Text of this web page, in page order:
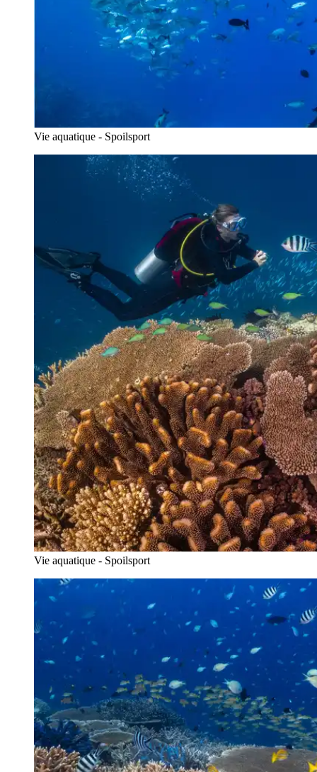
Vie aquatique - Spoilsport
Vie aquatique - Spoilsport